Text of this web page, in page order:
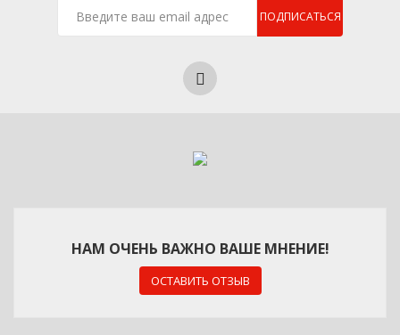
ПОДПИСАТЬСЯ
НАМ ОЧЕНЬ ВАЖНО ВАШЕ МНЕНИЕ!
ОСТАВИТЬ ОТЗЫВ